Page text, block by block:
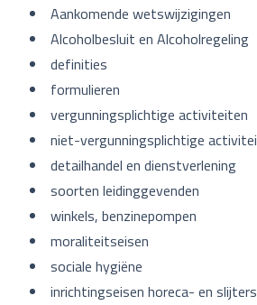
Aankomende wetswijzigingen
Alcoholbesluit en Alcoholregeling
definities
formulieren
vergunningsplichtige activiteiten
niet-vergunningsplichtige
detailhandel en dienstverlening
soorten leidinggevenden
winkels, benzinepompen
moraliteitseisen
sociale hygiëne
inrichtingseisen horeca- en